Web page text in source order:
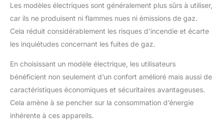
Les modèles électriques sont généralement plus sûrs à utiliser,
car ils ne produisent ni flammes nues ni émissions de gaz.
Cela réduit considérablement les risques d’incendie et écarte
les inquiétudes concernant les fuites de gaz.
En choisissant un modèle électrique, les utilisateurs
bénéficient non seulement d’un confort amélioré mais aussi de
caractéristiques économiques et sécuritaires avantageuses.
Cela amène à se pencher sur la consommation d’énergie
inhérente à ces appareils.